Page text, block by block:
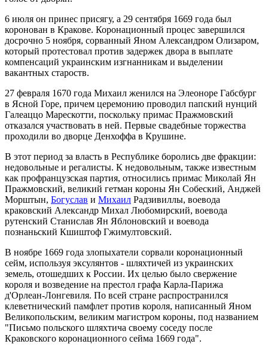
6 июля он принес присягу, а 29 сентября 1669 года был
коронован в Кракове. Коронационный процес завершился
досрочно 5 ноября, сорванный Яном Александром Олизаром,
который протестовал против задержек двора в выплате
компенсаций украинским изгнанникам и выделении
вакантных староств.
27 февраля 1670 года Михаил женился на Элеоноре Габсбург
в Ясной Горе, причем церемонию проводил папский нунций
Галеаццо Марескотти, поскольку примас Пражмовский
отказался участвовать в ней. Первые свадебные торжества
проходили во дворце Денхоффа в Крушине.
В этот период за власть в Республике боролись две фракции:
недовольные и регалисты. К недовольным, также известным
как профранцузская партия, относились примас Миколай Ян
Пражмовский, великий гетман короны Ян Собеский, Анджей
Морштын, Богуслав и Михаил Радзивиллы, воевода
краковский Александр Михал Любомирский, воевода
рутенский Станислав Ян Яблоновский и воевода
познаньский Кшиштоф Гжимултовский.
В ноябре 1669 года злопыхатели сорвали коронационный
сейм, используя эксулянтов - шляхтичей из украинских
земель, отошедших к России. Их целью было свержение
короля и возведение на престол графа Карла-Парижа
д'Орлеан-Лонгевиля. По всей стране распространился
клеветнический памфлет против короля, написанный Яном
Великопольским, великим магистром короны, под названием
"Письмо польского шляхтича своему соседу после
Краковского коронационного сейма 1669 года".